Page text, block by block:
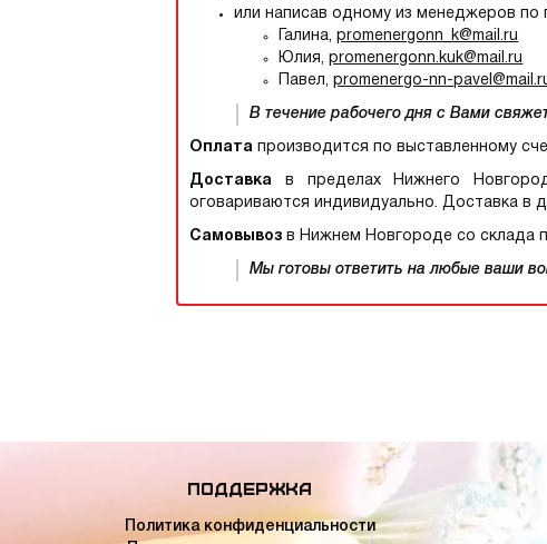
или написав одному из менеджеров по
Галина,promenergonn_k@mail.ru
Юлия,promenergonn.kuk@mail.ru
Павел,promenergo-nn-
В течение рабочего дня с Вами
Оплата производится по выставленному
Доставка в пределах Нижнего
оговариваются индивидуально. Доставка в
Самовывоз в Нижнем Новгороде со склада
Мы готовы ответить на любые ваши
Поддержка
Политика конфиденциальности